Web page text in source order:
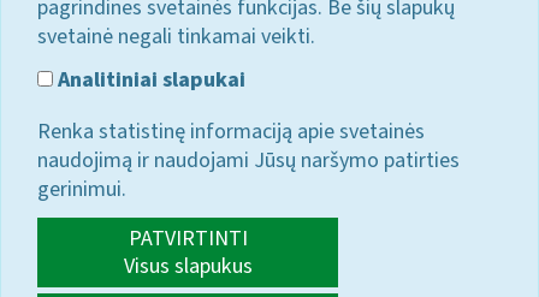
pagrindines svetainės funkcijas. Be šių slapukų
svetainė negali tinkamai veikti.
Analitiniai slapukai
Renka statistinę informaciją apie svetainės
naudojimą ir naudojami Jūsų naršymo patirties
gerinimui.
PATVIRTINTI
Visus slapukus